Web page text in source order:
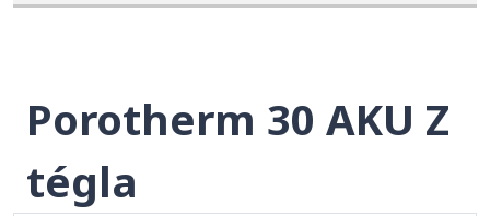
Porotherm 30 AKU Z
tégla